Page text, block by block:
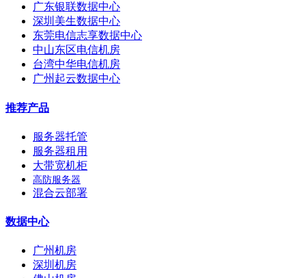
广东银联数据中心
深圳美生数据中心
东莞电信志享数据中心
中山东区电信机房
台湾中华电信机房
广州起云数据中心
推荐产品
服务器托管
服务器租用
大带宽机柜
高防服务器
混合云部署
数据中心
广州机房
深圳机房